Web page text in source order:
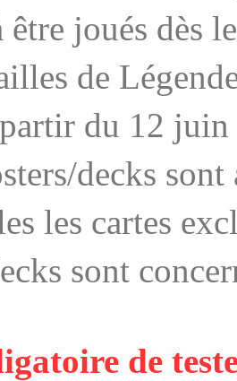
être joués dès
de
du 12
decks
les cartes
sont
de